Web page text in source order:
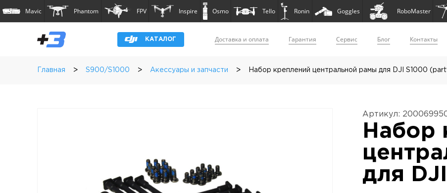
Mavic Phantom FPV Inspire Osmo Tello Ronin Goggles RoboMaster
КАТАЛОГ Доставка и оплата Гарантия Сервис Блог Контакты
Главная > S900/S1000 > Акессуары и запчасти > Набор креплений центральной рамы для DJI S1000
Артикул:
Набор
для